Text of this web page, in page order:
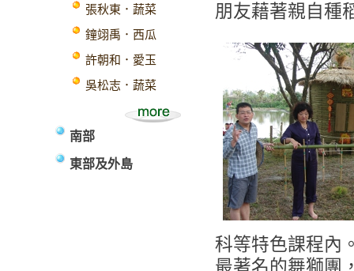
張秋東．蔬菜
鐘翊禹．西瓜
許朝和．愛玉
吳松志．蔬菜
南部
東部及外島
朋友藉著親自種
科等特色課程內
最著名的舞獅團